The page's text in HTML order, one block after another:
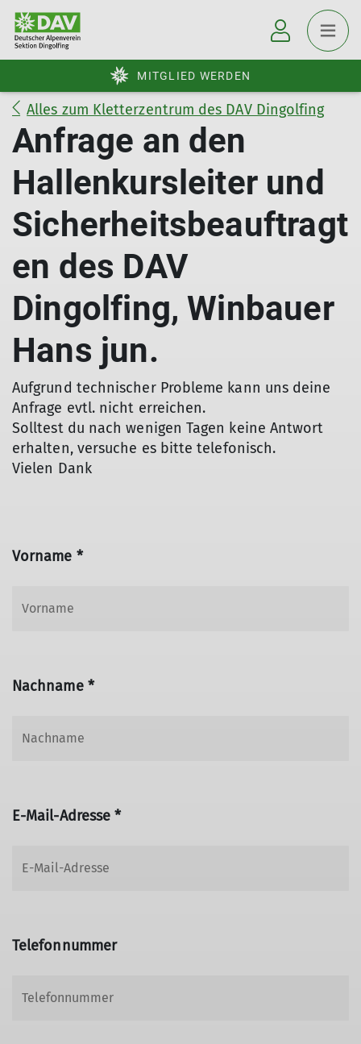
MITGLIED WERDEN
Alles zum Kletterzentrum des DAV Dingolfing
Anfrage an den
Hallenkursleiter und
Sicherheitsbeauftragt
en des DAV
Dingolfing, Winbauer
Hans jun.
Aufgrund technischer Probleme kann uns deine
Anfrage evtl. nicht erreichen.
Solltest du nach wenigen Tagen keine Antwort
erhalten, versuche es bitte telefonisch.
Vielen Dank
Vorname *
Nachname *
E-Mail-Adresse *
Telefonnummer